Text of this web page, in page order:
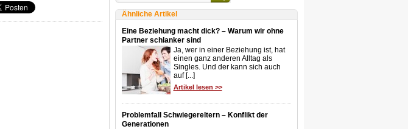
Ähnliche Artikel
Eine Beziehung macht dick? – Warum wir ohne
Partner schlanker sind
Ja, wer in einer Beziehung ist, hat
einen ganz anderen Alltag als
Singles. Und der kann sich auch
auf [...]
Artikel lesen >>
Problemfall Schwiegereltern – Konflikt der
Generationen